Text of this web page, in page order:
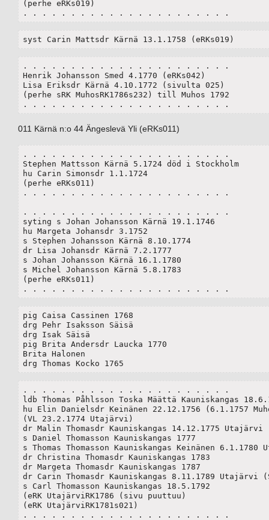
(perhe eRKs019)
. . . . . . . . . . . . . . . . . . . . . .
syst Carin Mattsdr Kärnä 13.1.1758 (eRKs019)
. . . . . . . . . . . . . . . . . . . . . .
Henrik Johansson Smed 4.1770 (eRKs042)
Lisa Eriksdr Kärnä 4.10.1772 (sivulta 025)
(perhe sRK MuhosRK1786s232) till Muhos 1792
. . . . . . . . . . . . . . . . . . . . . .
011 Kärnä n:o 44 Ängeslevä Yli (eRKs011)
. . . . . . . . . . . . . . . . . . . . . .
Stephen Mattsson Kärnä 5.1724 död i Stockholm
hu Carin Simonsdr 1.1.1724
(perhe eRKs011)
. . . . . . . . . . . . . . . . . . . . . .
. . . . . . . . . . . . . . . . . . . . . .
syting s Johan Johansson Kärnä 19.1.1746
hu Margeta Johansdr 3.1752
s Stephen Johansson Kärnä 8.10.1774
dr Lisa Johansdr Kärnä 7.2.1777
s Johan Johansson Kärnä 16.1.1780
s Michel Johansson Kärnä 5.8.1783
(perhe eRKs011)
. . . . . . . . . . . . . . . . . . . . . .
pig Caisa Cassinen 1768
drg Pehr Isaksson Säisä
drg Isak Säisä
pig Brita Andersdr Laucka 1770
Brita Halonen
drg Thomas Kocko 1765
. . . . . . . . . . . . . . . . . . . . . .
ldb Thomas Påhlsson Toska Määttä Kauniskangas
hu Elin Danielsdr Keinänen 22.12.1756 (6.1.1757
(VL 23.2.1774 Utajärvi)
dr Malin Thomasdr Kauniskangas 14.12.1775 Utajärvi
s Daniel Thomasson Kauniskangas 1777
s Thomas Thomasson Kauniskangas Keinänen
dr Christina Thomasdr Kauniskangas 1783
dr Margeta Thomasdr Kauniskangas 1787
dr Carin Thomasdr Kauniskangas 8.11.1789 Utajärvi
s Carl Thomasson Kauniskangas 18.5.1792
(eRK UtajärviRK1786 (sivu puuttuu)
(eRK UtajärviRK1781s021)
. . . . . . . . . . . . . . . . . . . . . .